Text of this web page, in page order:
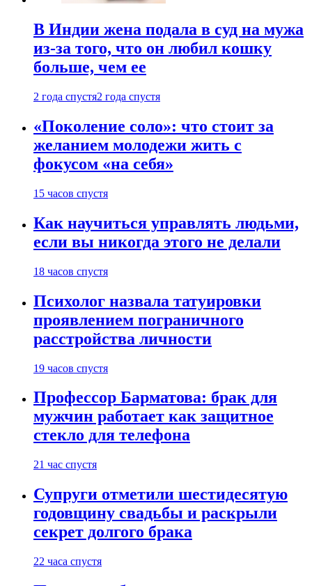
В Индии жена подала в суд на мужа
из-за того, что он любил кошку
больше, чем ее
2 года спустя2 года спустя
«Поколение соло»: что стоит за
желанием молодежи жить с
фокусом «на себя»
15 часов спустя
Как научиться управлять людьми,
если вы никогда этого не делали
18 часов спустя
Психолог назвала татуировки
проявлением пограничного
расстройства личности
19 часов спустя
Профессор Барматова: брак для
мужчин работает как защитное
стекло для телефона
21 час спустя
Супруги отметили шестидесятую
годовщину свадьбы и раскрыли
секрет долгого брака
22 часа спустя